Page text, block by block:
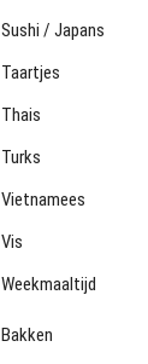
Sushi / Japans
Taartjes
Thais
Turks
Vietnamees
Vis
Weekmaaltijd
Bakken